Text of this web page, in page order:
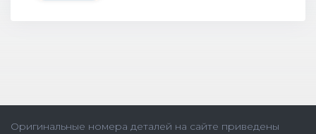
Оригинальные номера деталей на сайте приведены